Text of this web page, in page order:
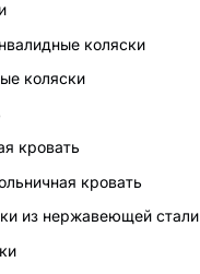
коляски
коляски
кровать
кровать
из нержавеющей стали